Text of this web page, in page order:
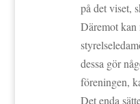
på det viset,
Däremot
dessa gör
föreningen,
Det enda